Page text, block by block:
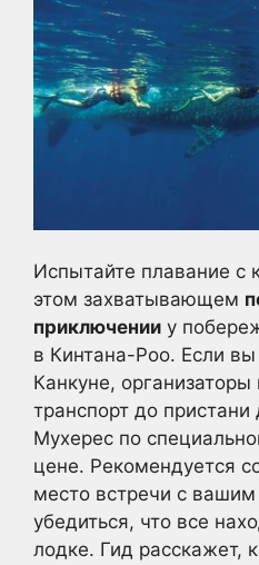
Испытайте плавание с
этом захватывающем
приключении у
в Кинтана-Роо. Если вы
Канкуне,
транспорт до
Мухерес по
цене. Рекомендуется
место встречи с
убедиться, что все
лодке. Гид расскажет,